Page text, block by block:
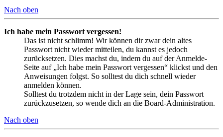
Nach oben
Ich habe mein Passwort vergessen!
Das ist nicht schlimm! Wir können dir zwar dein altes
Passwort nicht wieder mitteilen, du kannst es jedoch
zurücksetzen. Dies machst du, indem du auf der Anmelde-
Seite auf „Ich habe mein Passwort vergessen“ klickst und den
Anweisungen folgst. So solltest du dich schnell wieder
anmelden können.
Solltest du trotzdem nicht in der Lage sein, dein Passwort
zurückzusetzen, so wende dich an die Board-Administration.
Nach oben